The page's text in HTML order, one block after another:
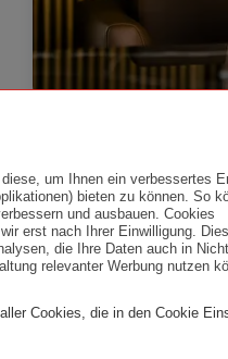
um Ihnen ein verbessertes
bieten zu können. So
und ausbauen. Cookies
erst nach Ihrer Einwilligung.
die Ihre Daten auch in
relevanter Werbung nutzen
Cookies, die in den Cookie